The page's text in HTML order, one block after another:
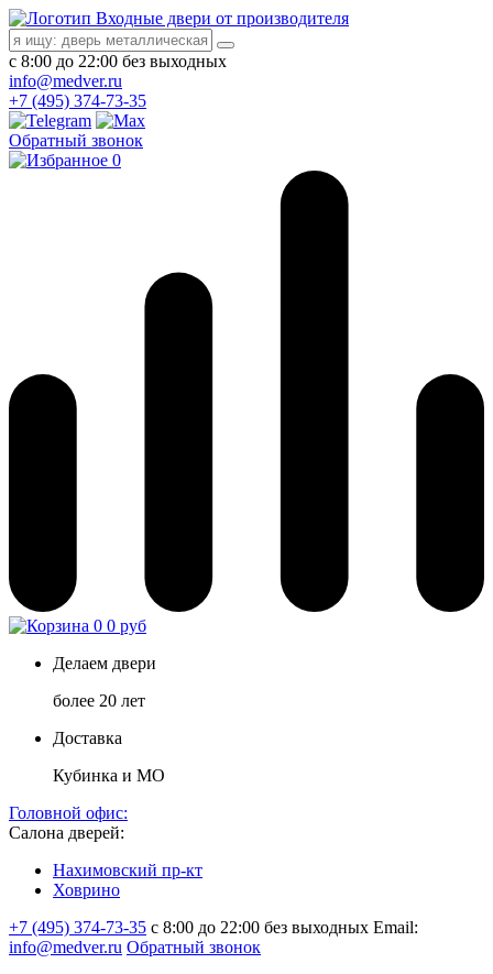
Входные двери от производителя
с 8:00 до 22:00 без выходных
info@medver.ru
+7 (495) 374-73-35
Обратный звонок
0
0 0 руб
Делаем двери
более 20 лет
Доставка
Кубинка и МО
Головной офис:
Салона дверей:
Нахимовский пр-кт
Ховрино
+7 (495) 374-73-35 с 8:00 до 22:00 без выходных Email:
info@medver.ru Обратный звонок